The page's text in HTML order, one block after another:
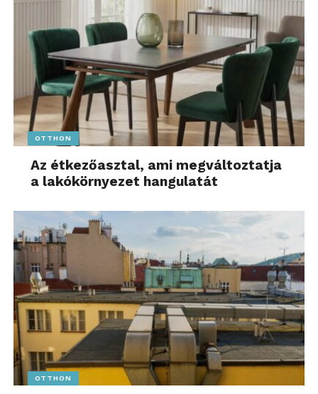
OTTHON
Az étkezőasztal, ami megváltoztatja
a lakókörnyezet hangulatát
OTTHON